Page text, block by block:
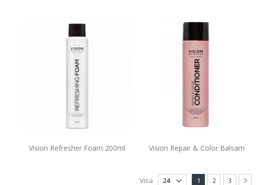
Vision Refresher Foam 200ml Vision Repair & Color Balsam
Page
You're currently
1 Page
2 Page
3 Page
Nästa
Visa